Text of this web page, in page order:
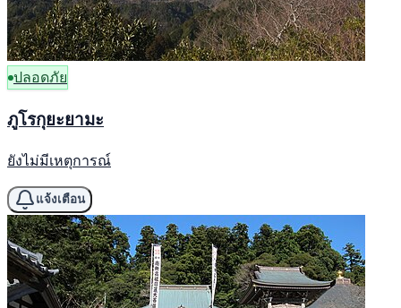
ปลอดภัย
ภูโรกุยะยามะ
ยังไม่มีเหตุการณ์
แจ้งเตือน